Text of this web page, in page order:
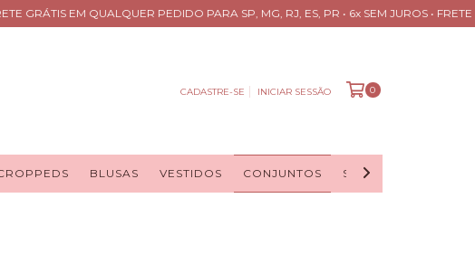
EM QUALQUER PEDIDO PARA SP, MG, RJ, ES, PR • 6x SEM JUROS • FRETE
CADASTRE-SE INICIAR SESSÃO 0
BLUSAS VESTIDOS CONJUNTOS SAIAS